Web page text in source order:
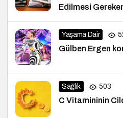
Edilmesi
Yaşama Dair
Gülben Ergen
Sağlık 503
C Vitamininin